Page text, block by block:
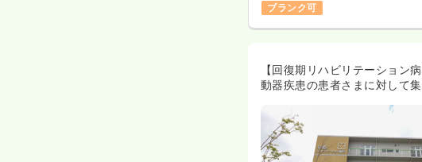
ブランク可
【回復期リハビリテーション
動器疾患の患者さまに対して